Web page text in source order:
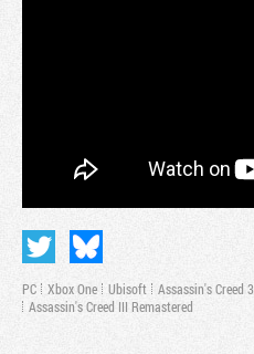
PC Xbox One Ubisoft Assassin's Creed 3
Assassin's Creed III Remastered